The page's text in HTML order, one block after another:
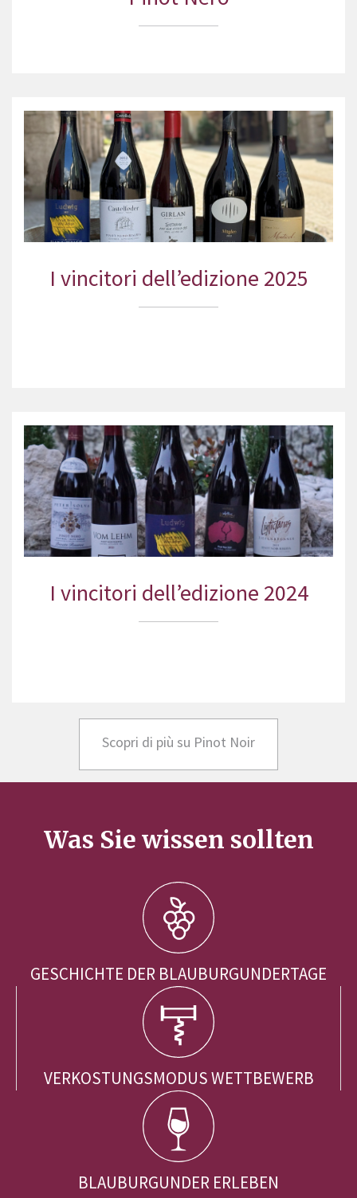
I vincitori dell’edizione 2025
I vincitori dell’edizione 2024
Scopri di più su Pinot Noir
Was Sie wissen sollten
GESCHICHTE DER BLAUBURGUNDERTAGE
VERKOSTUNGSMODUS WETTBEWERB
BLAUBURGUNDER ERLEBEN